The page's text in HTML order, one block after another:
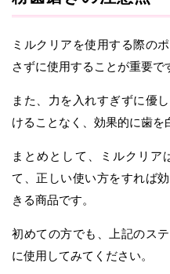
ミルクリアを使用する際の
さずに使用することが重要で
また、力を入れすぎずに優
けることなく、効果的に歯を
まとめとして、ミルクリア
て、正しい使い方をすれば
きる商品です。
初めての方でも、上記のス
に使用してみてください。